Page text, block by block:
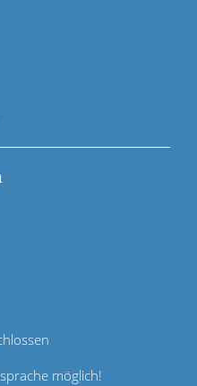
möglich!